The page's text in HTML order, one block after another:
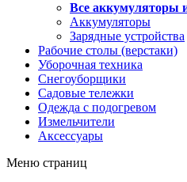
Все аккумуляторы
Аккумуляторы
Зарядные устройства
Рабочие столы (верстаки)
Уборочная техника
Снегоуборщики
Садовые тележки
Одежда с подогревом
Измельчители
Аксессуары
Меню страниц